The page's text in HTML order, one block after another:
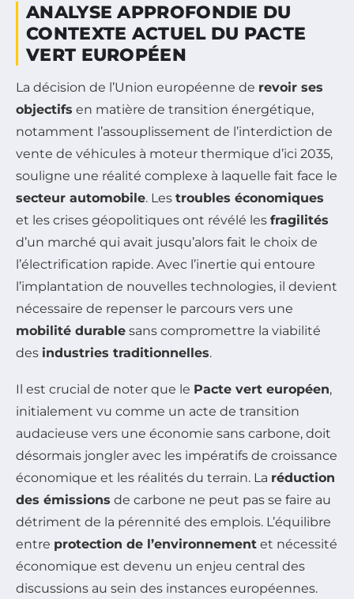
ANALYSE APPROFONDIE DU
CONTEXTE ACTUEL DU PACTE
VERT EUROPÉEN
La décision de l’Union européenne de revoir ses
objectifs en matière de transition énergétique,
notamment l’assouplissement de l’interdiction de
vente de véhicules à moteur thermique d’ici 2035,
souligne une réalité complexe à laquelle fait face le
secteur automobile. Les troubles économiques
et les crises géopolitiques ont révélé les fragilités
d’un marché qui avait jusqu’alors fait le choix de
l’électrification rapide. Avec l’inertie qui entoure
l’implantation de nouvelles technologies, il devient
nécessaire de repenser le parcours vers une
mobilité durable sans compromettre la viabilité
des industries traditionnelles.
Il est crucial de noter que le Pacte vert européen,
initialement vu comme un acte de transition
audacieuse vers une économie sans carbone, doit
désormais jongler avec les impératifs de croissance
économique et les réalités du terrain. La réduction
des émissions de carbone ne peut pas se faire au
détriment de la pérennité des emplois. L’équilibre
entre protection de l’environnement et nécessité
économique est devenu un enjeu central des
discussions au sein des instances européennes.